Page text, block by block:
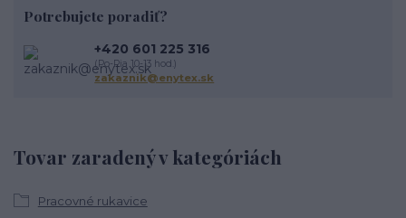
Tovar zaradený v kategóriách
Pracovné rukavice
Potrebujete poradiť?
+420 601 225 316
(Po-Pia 10-13 hod.)
zakaznik@enytex.sk